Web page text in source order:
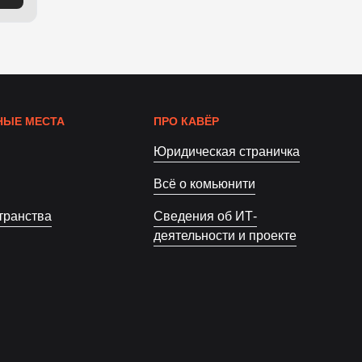
МЕСТА ПРО КАВЁР
Юридическая страничка
Всё о комьюнити
Сведения об ИТ-
деятельности и проекте